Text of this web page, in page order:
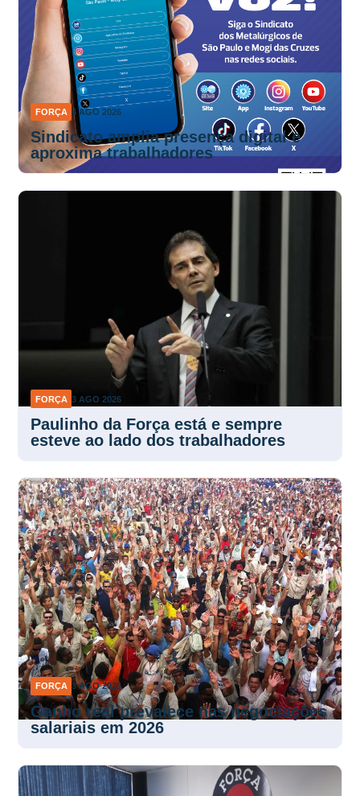
4 AGO 2026
Sindicato amplia presença digital e
aproxima trabalhadores
3 AGO 2026
Paulinho da Força está e sempre
esteve ao lado dos trabalhadores
FORÇA 3 AGO 2026
Ganho real prevalece nas negociações
salariais em 2026